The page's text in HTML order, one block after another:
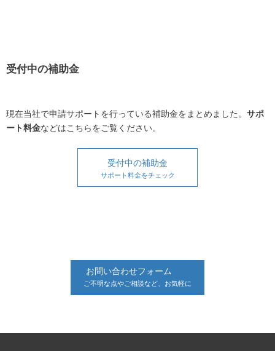
受付中の補助金
現在当社で申請サポートを行っている補助金をまとめました。 サポ
ート料金などはこちらをご覧ください。
受付中の補助金
サポート料金をチェック
お問い合わせフォーム
ご不明な点やご相談など、お気軽に